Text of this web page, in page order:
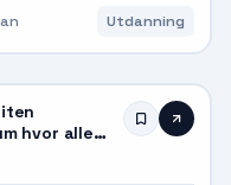
Utdanning
hvor alle